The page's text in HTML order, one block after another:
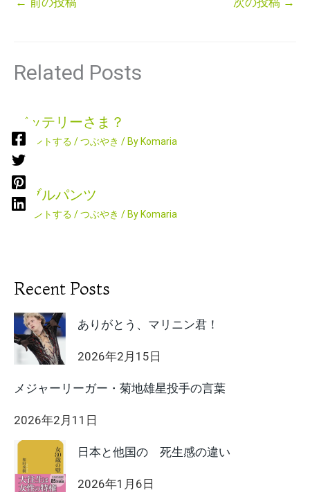
Related Posts
バッテリーさま？
コメントする /つぶやき / By Komaria
ダブルパンツ
コメントする /つぶやき / By Komaria
Recent Posts
ありがとう、マリニン君！
2026年2月15日
メジャーリーガー・菊地雄星投手の言葉
2026年2月11日
日本と他国の 死生感の違い
2026年1月6日